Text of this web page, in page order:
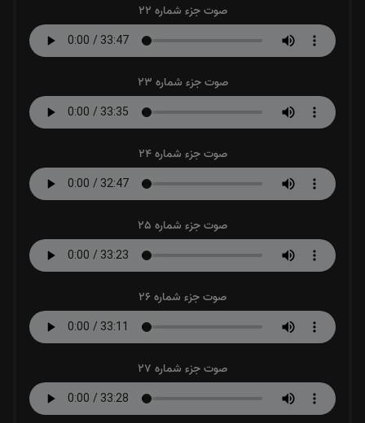
صوت جزء شماره 22
صوت جزء شماره 23
صوت جزء شماره 24
صوت جزء شماره 25
صوت جزء شماره 26
صوت جزء شماره 27